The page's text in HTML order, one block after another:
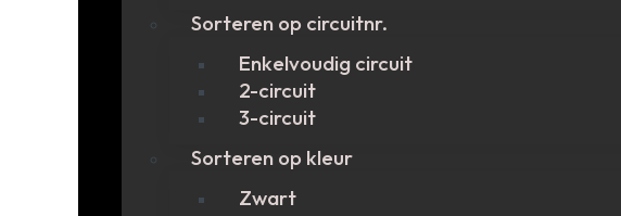
Sorteren op circuitnr.
Enkelvoudig circuit
2-circuit
3-circuit
Sorteren op kleur
Zwart